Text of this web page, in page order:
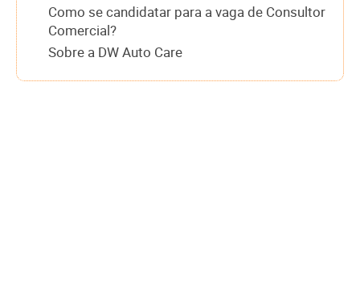
Como se candidatar para a vaga de Consultor
Comercial?
Sobre a DW Auto Care